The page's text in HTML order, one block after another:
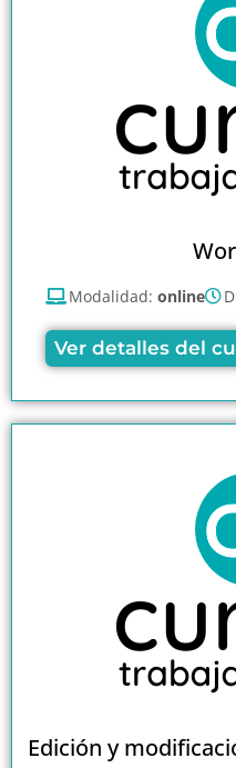
Modalidad: online
Ver detalles del
Edición y